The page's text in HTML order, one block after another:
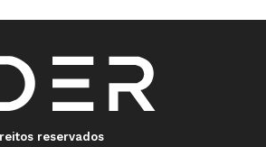
reservados